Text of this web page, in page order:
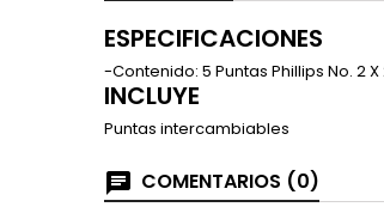
ESPECIFICACIONES
-Contenido: 5 Puntas Phillips No. 2
INCLUYE
Puntas intercambiables
COMENTARIOS (0)